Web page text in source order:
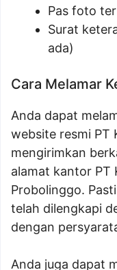
Pas foto
Surat
ada)
Cara Melamar
Anda dapat
website resmi PT
mengirimkan
alamat kantor PT
Probolinggo.
telah dilengkapi
dengan
Anda juga dapat